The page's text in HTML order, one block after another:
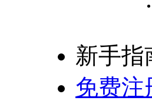
新手指
免费注